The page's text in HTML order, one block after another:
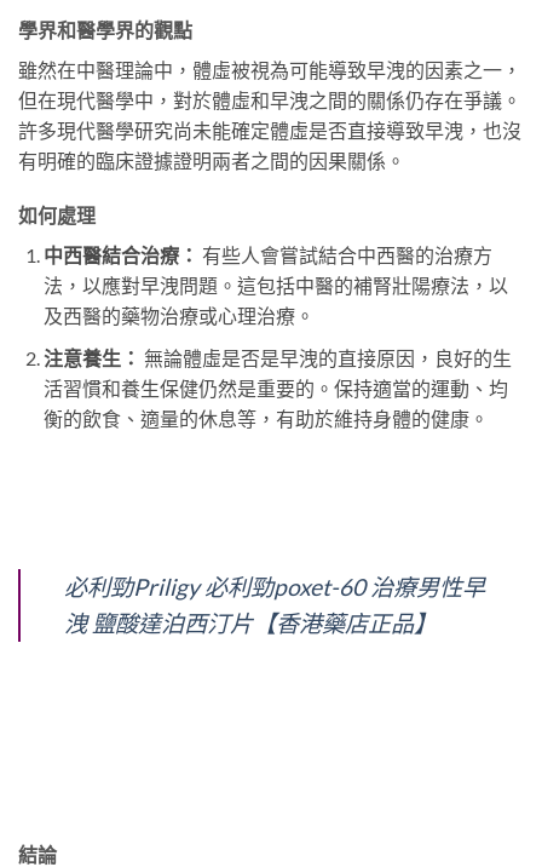
學界和醫學界的觀點
雖然在中醫理論中，體虛被視為可能導致早洩的因素之一，
但在現代醫學中，對於體虛和早洩之間的關係仍存在爭議。
許多現代醫學研究尚未能確定體虛是否直接導致早洩，也沒
有明確的臨床證據證明兩者之間的因果關係。
如何處理
中西醫結合治療： 有些人會嘗試結合中西醫的治療方
法，以應對早洩問題。這包括中醫的補腎壯陽療法，以
及西醫的藥物治療或心理治療。
注意養生： 無論體虛是否是早洩的直接原因，良好的生
活習慣和養生保健仍然是重要的。保持適當的運動、均
衡的飲食、適量的休息等，有助於維持身體的健康。
必利勁Priligy 必利勁poxet-60 治療男性早
洩 鹽酸達泊西汀片【香港藥店正品】
結論